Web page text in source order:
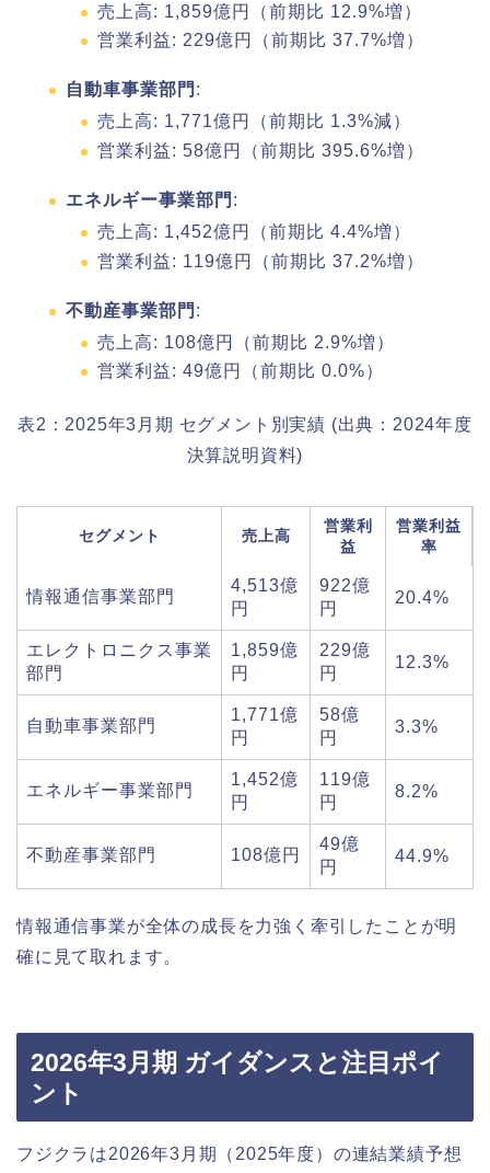
売上高: 1,859億円（前期比 12.9%増）
営業利益: 229億円（前期比 37.7%増）
自動車事業部門 :
売上高: 1,771億円（前期比 1.3%減）
営業利益: 58億円（前期比 395.6%増）
エネルギー事業部門 :
売上高: 1,452億円（前期比 4.4%増）
営業利益: 119億円（前期比 37.2%増）
不動産事業部門 :
売上高: 108億円（前期比 2.9%増）
営業利益: 49億円（前期比 0.0%）
表2：2025年3月期 セグメント別実績 (出典：2024年度
決算説明資料)
セグメント 売上高
営業利
益
営業利益
率
情報通信事業部門
4,513億
円
922億
円
20.4%
エレクトロニクス事業
部門
1,859億
円
229億
円
12.3%
自動車事業部門
1,771億
円
58億
円
3.3%
エネルギー事業部門
1,452億
円
119億
円
8.2%
不動産事業部門 108億円
49億
円
44.9%
情報通信事業が全体の成長を力強く牽引したことが明
確に見て取れます。
2026年3月期 ガイダンスと注目ポイ
ント
フジクラは2026年3月期（2025年度）の連結業績予想